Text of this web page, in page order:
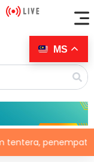
penempatan
MS